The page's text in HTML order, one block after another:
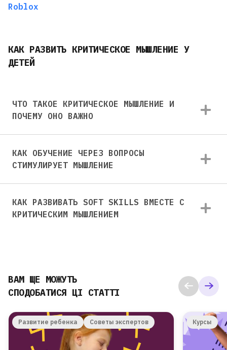
Roblox
КАК РАЗВИТЬ КРИТИЧЕСКОЕ МЫШЛЕНИЕ У
ДЕТЕЙ
ЧТО ТАКОЕ КРИТИЧЕСКОЕ МЫШЛЕНИЕ И
ПОЧЕМУ ОНО ВАЖНО
КАК ОБУЧЕНИЕ ЧЕРЕЗ ВОПРОСЫ
СТИМУЛИРУЕТ МЫШЛЕНИЕ
КАК РАЗВИВАТЬ SOFT SKILLS ВМЕСТЕ С
КРИТИЧЕСКИМ МЫШЛЕНИЕМ
ВАМ ЩЕ МОЖУТЬ
СПОДОБАТИСЯ ЦІ СТАТТІ
Развитие ребенка Советы экспертов Курсы